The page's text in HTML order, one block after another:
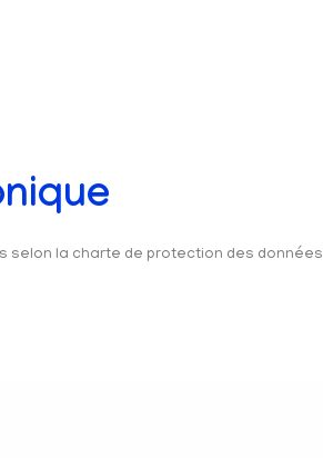
selon la charte de protection des données